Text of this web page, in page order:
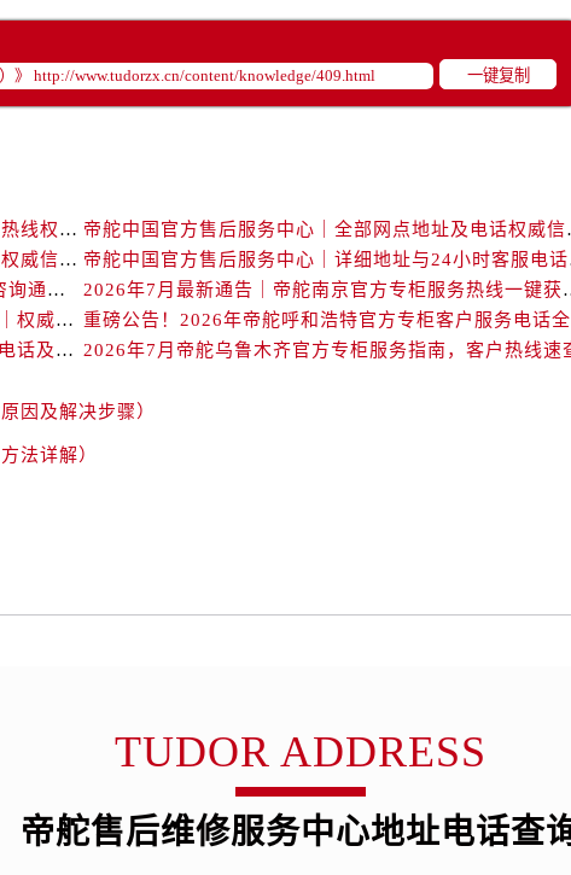
街交叉口帝舵售后服务中心（需提前预约）
利名表维修授权店1楼帝舵售后服务中心（需提前预约）
特大街帝舵售后服务中心（需提前预约）
街帝舵售后服务中心（需提前预约）
3号王府井百货名表维修帝舵售后服务中心（需提前预约）
舵售后服务中心（需提前预约）
霍洛街帝舵售后服务中心（需提前预约）
街帝舵售后服务中心（需提前预约）
路帝舵售后服务中心（需提前预约）
安大街帝舵售后服务中心（需提前预约）
街交汇处帝舵售后服务中心（需提前预约）
南路交叉口帝舵售后服务中心（需提前预约）
道交叉口帝舵售后服务中心（需提前预约）
一键复制
帝舵中国官方售后服务中心｜维修地址及售后服务热线权威信息声明（2026年7月最新）
帝舵中国官
帝舵中国官方售后服务中心｜官方地址与客服热线权威信息声明（2026年7月最新）
帝舵中
2026年7月帝舵海口官方专柜服务热线大全+客户咨询通道公开
2026年7月最新通
2026年7月帝舵福州官方专柜客户服务热线全攻略｜权威信息汇总
官方攻略｜帝舵专柜中山2026年7月最新客户服务电话及信息
2026年7月帝舵乌鲁木齐官方专柜服务指南，客户热线速
因及解决步骤）
法详解）
TUDOR ADDRESS
帝舵售后维修服务中心地址电话查